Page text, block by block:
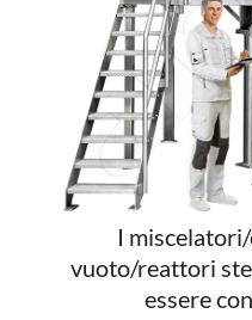
I
vuoto/reattori
essere